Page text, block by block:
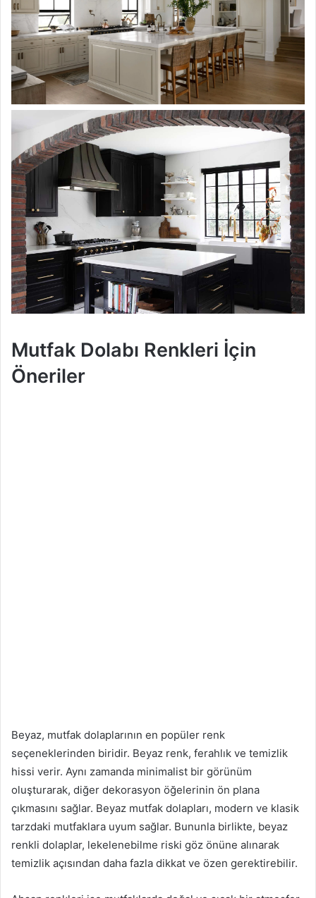
Mutfak Dolabı Renkleri İçin
Öneriler
Beyaz, mutfak dolaplarının en popüler renk
seçeneklerinden biridir. Beyaz renk, ferahlık ve temizlik
hissi verir. Aynı zamanda minimalist bir görünüm
oluşturarak, diğer dekorasyon öğelerinin ön plana
çıkmasını sağlar. Beyaz mutfak dolapları, modern ve klasik
tarzdaki mutfaklara uyum sağlar. Bununla birlikte, beyaz
renkli dolaplar, lekelenebilme riski göz önüne alınarak
temizlik açısından daha fazla dikkat ve özen gerektirebilir.